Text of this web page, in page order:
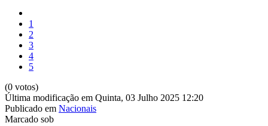
1
2
3
4
5
(0 votos)
Última modificação em Quinta, 03 Julho 2025 12:20
Publicado em Nacionais
Marcado sob